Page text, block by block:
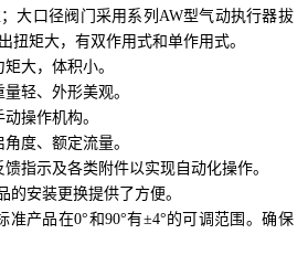
大口径阀门采用系列AW型气动执行器拔
扭矩大，有双作用式和单作用式。
大，体积小。
轻、外形美观。
操作机构。
度、额定流量。
指示及各类附件以实现自动化操作。
的安装更换提供了方便。
准产品在0°和90°有±4°的可调范围。确保